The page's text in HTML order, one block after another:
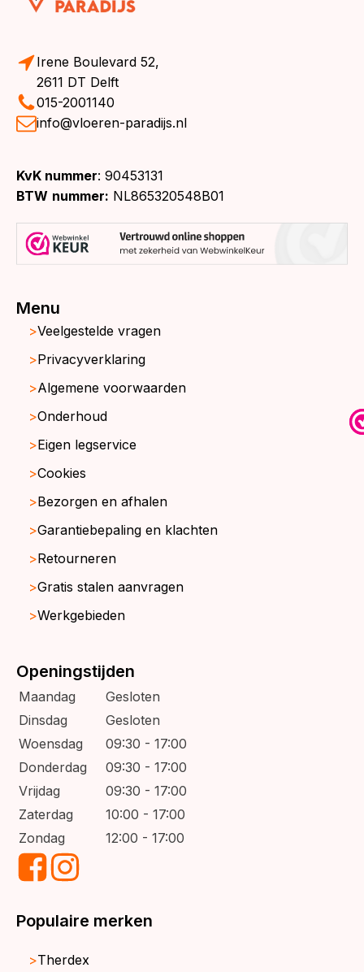
Irene Boulevard 52,
2611 DT Delft
015-2001140
info@vloeren-paradijs.nl
KvK nummer: 90453131
BTW nummer: NL865320548B01
Menu
Veelgestelde vragen
Privacyverklaring
Algemene voorwaarden
Onderhoud
Eigen legservice
Cookies
Bezorgen en afhalen
Garantiebepaling en klachten
Retourneren
Gratis stalen aanvragen
Werkgebieden
Openingstijden
Maandag
Gesloten
Dinsdag
Gesloten
Woensdag
09:30 - 17:00
Donderdag
09:30 - 17:00
Vrijdag
09:30 - 17:00
Zaterdag
10:00 - 17:00
Zondag
12:00 - 17:00
Populaire merken
Therdex